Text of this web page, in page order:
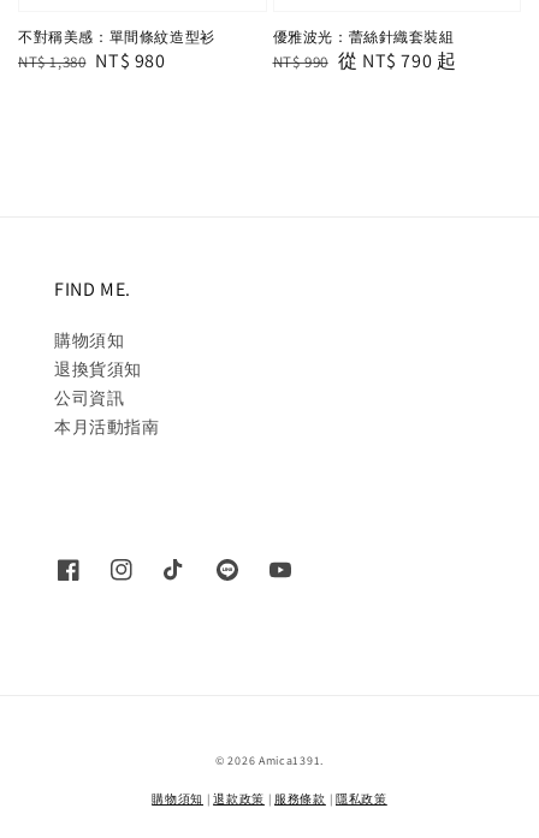
不對稱美感：單間條紋造型衫
Regular
NT$ 1,380 Sale
NT$ 980
優雅波光：蕾絲針織套裝組
Regular
NT$ 990 Sale
從 NT$ 790 起
FIND ME.
購物須知
退換貨須知
公司資訊
本月活動指南
© 2026 Amica1391.
購物須知 |退款政策 | 服務條款 | 隱私政策